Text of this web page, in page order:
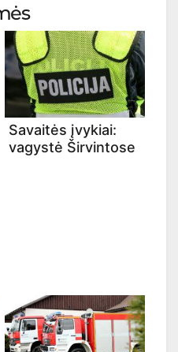
Savaitės įvykiai:
vagystė Širvintose